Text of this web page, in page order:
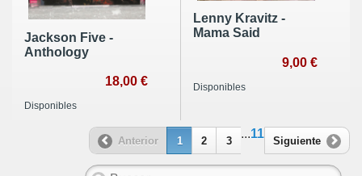
Jackson Five -
Anthology
18,00 €
Disponibles
Lenny Kravitz -
Mama Said
9,00 €
Disponibles
Anterior 1 2 3
...11
Siguiente